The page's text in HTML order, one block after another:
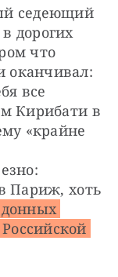
седеющий
дорогих
что
оканчивал:
все
Кирибати в
«крайне
Париж, хоть